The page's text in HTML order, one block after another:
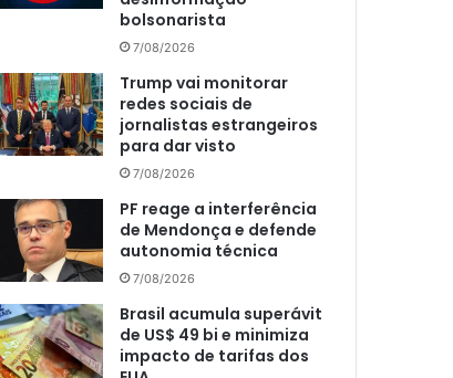
bolsonarista
7/08/2026
Trump vai monitorar
redes sociais de
jornalistas estrangeiros
para dar visto
7/08/2026
PF reage a interferência
de Mendonça e defende
autonomia técnica
7/08/2026
Brasil acumula superávit
de US$ 49 bi e minimiza
impacto de tarifas dos